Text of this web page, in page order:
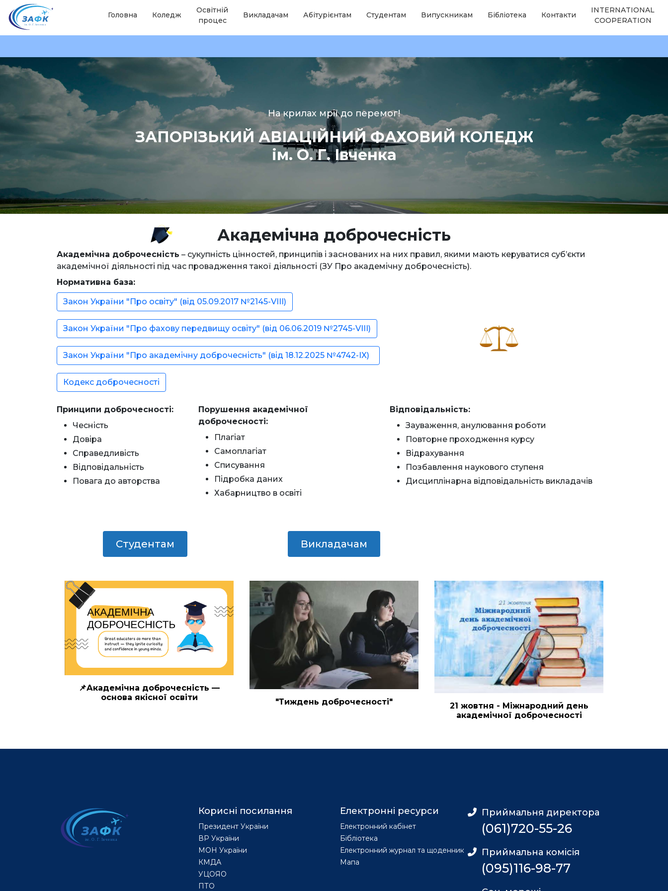
Головна Коледж
Освітній
процес
Викладачам Абітурієнтам Студентам Випускникам Бібліотека Контакти
INTERNATIONAL
COOPERATION
На крилах мрії до перемог!
ЗАПОРІЗЬКИЙ АВІАЦІЙНИЙ ФАХОВИЙ КОЛЕДЖ
ім. О. Г. Івченка
Академічна доброчесність
Академічна доброчесніcть – сукупність цінностей, принципів і заснованих на них правил, якими мають керуватися суб’єкти
академічної діяльності під час провадження такої діяльності (ЗУ Про академічну доброчесність).
Нормативна база:
Закон України "Про освіту" (від 05.09.2017 №2145-VIII)
Закон України "Про фахову передвищу освіту" (від 06.06.2019 №2745-VIII)
Закон України "Про академічну доброчесність" (від 18.12.2025 №4742-IX)
Кодекс доброчесності
Принципи доброчесності:
Чесність
Довіра
Справедливість
Відповідальність
Повага до авторства
Порушення академічної
доброчесності:
Плагіат
Самоплагіат
Списування
Підробка даних
Хабарництво в освіті
Відповідальність:
Зауваження, анулювання роботи
Повторне проходження курсу
Відрахування
Позбавлення наукового ступеня
Дисциплінарна відповідальність викладачів
Студентам Викладачам
📌Академічна доброчесність —
основа якісної освіти
"Тиждень доброчесності"
21 жовтня - Міжнародний день
академічної доброчесності
Корисні посилання
Президент України
ВР України
МОН України
КМДА
УЦОЯО
ПТО
Електронні ресурси
Електронний кабінет
Бібліотека
Електронний журнал та щоденник
Мапа
Приймальня директора
(061)720-55-26
Приймальна комісія
(095)116-98-77